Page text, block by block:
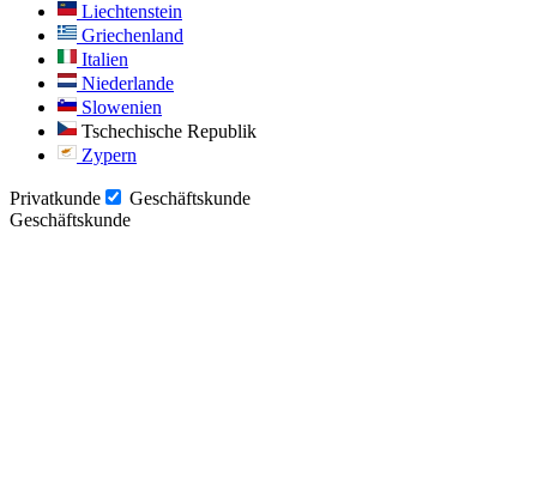
Liechtenstein
Griechenland
Italien
Niederlande
Slowenien
Tschechische Republik
Zypern
Privatkunde
Geschäftskunde
Geschäftskunde